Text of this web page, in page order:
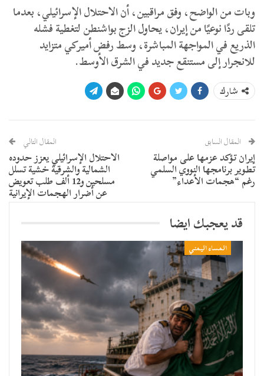
وبات من الواضح، وفق مراقبين، أن الاحتلال الإسرائيلي، بعدما
تلقى ردًا نوعيًا من إيران، يحاول الزج بواشنطن لتغطية فشله
الذريع في المواجهة المباشرة، وسط رفض أميركي متزايد
للانجرار إلى مستنقع جديد في الشرق الأوسط.
شارك
المقال السابق
إيران تؤكد عزمها على مواصلة
تطوير برنامجها النووي السلمي
رغم “هجمات الأعداء”
المقال التالي
الاحتلال الإسرائيلي يعزز حدوده
الشمالية والشرقية خشية تسلل
مسلحين و12 ألف طلب تعويض
عن أضرار الهجمات الإيرانية
قد يعجبك ايضا
المساء اليمني